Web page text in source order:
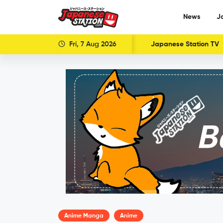
News
Fri, 7 Aug 2026 Japanese Station TV
Anime Manga Anime